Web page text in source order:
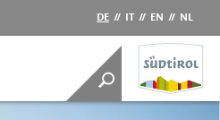
DE // IT // EN // NL